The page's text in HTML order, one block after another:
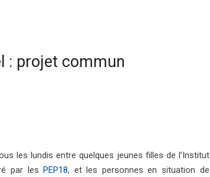
: projet commun
les lundis entre quelques jeunes filles de l’Institut
par lesPEP18, et les personnes en situation de